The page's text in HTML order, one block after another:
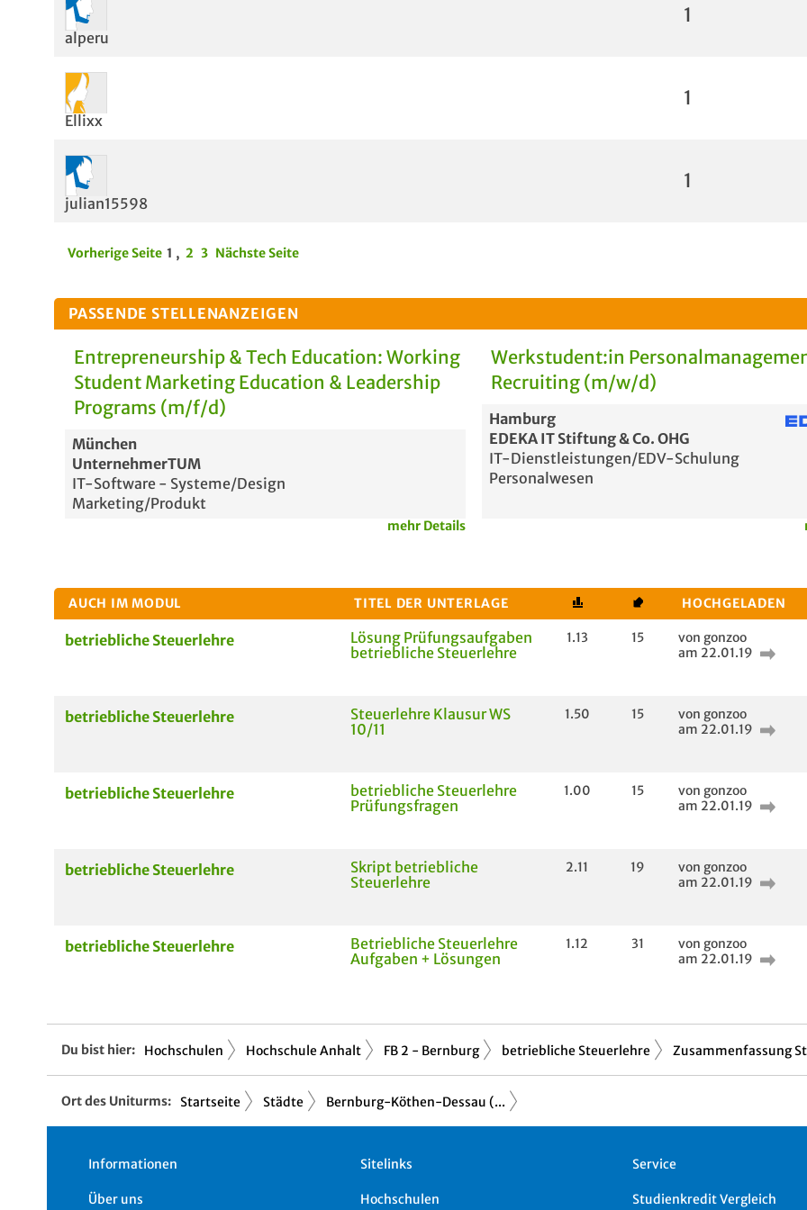
alperu
1
Ellixx
1
julian15598
1
Vorherige Seite 1 , 2 3 Nächste Seite
PASSENDE STELLENANZEIGEN
Entrepreneurship & Tech Education: Working
Student Marketing Education & Leadership
Programs (m/f/d)
München
UnternehmerTUM
IT-Software - Systeme/Design
Marketing/Produkt
mehr Details
Werkstudent:in
Recruiting (m/w/d)
Hamburg
EDEKA IT Stiftung & Co. OHG
IT-Dienstleistungen/EDV-Schulung
Personalwesen
AUCH IM MODUL TITEL DER UNTERLAGE HOCHGELADEN
betriebliche Steuerlehre
Lösung Prüfungsaufgaben
betriebliche Steuerlehre
1.13 15
von gonzoo
am 22.01.19
betriebliche Steuerlehre
Steuerlehre Klausur WS
10/11
1.50 15
von gonzoo
am 22.01.19
betriebliche Steuerlehre
betriebliche Steuerlehre
Prüfungsfragen
1.00 15
von gonzoo
am 22.01.19
betriebliche Steuerlehre
Skript betriebliche
Steuerlehre
2.11 19
von gonzoo
am 22.01.19
betriebliche Steuerlehre
Betriebliche Steuerlehre
Aufgaben + Lösungen
1.12 31
von gonzoo
am 22.01.19
Du bist hier: Hochschulen Hochschule Anhalt FB 2 - Bernburg betriebliche Steuerlehre Zusammenfassung
Ort des Uniturms: Startseite Städte Bernburg-Köthen-Dessau (...
Informationen
Über uns
Sitelinks
Hochschulen
Service
Studienkredit Vergleich